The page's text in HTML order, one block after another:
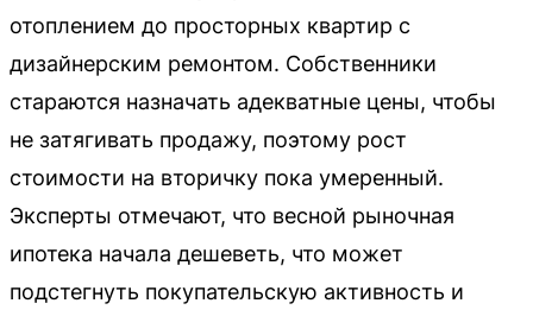
отоплением до просторных квартир с
дизайнерским ремонтом. Собственники
стараются назначать адекватные цены, чтобы
не затягивать продажу, поэтому рост
стоимости на вторичку пока умеренный.
Эксперты отмечают, что весной рыночная
ипотека начала дешеветь, что может
подстегнуть покупательскую активность и